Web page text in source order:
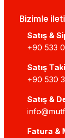
Bizimle
Satış &
+90 533
Satış
+90 530
Satış &
Fatura &